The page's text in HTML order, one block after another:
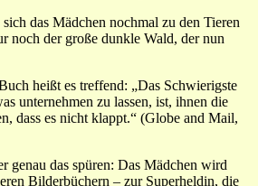
das Mädchen nochmal zu den Tieren
noch der große dunkle Wald, der nun
heißt es treffend: „Das Schwierigste
unternehmen zu lassen, ist, ihnen die
dass es nicht klappt.“ (Globe and Mail,
genau das spüren: Das Mädchen wird
Bilderbüchern – zur Superheldin, die